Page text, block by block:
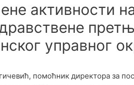
активности
управног
помоћник директора за